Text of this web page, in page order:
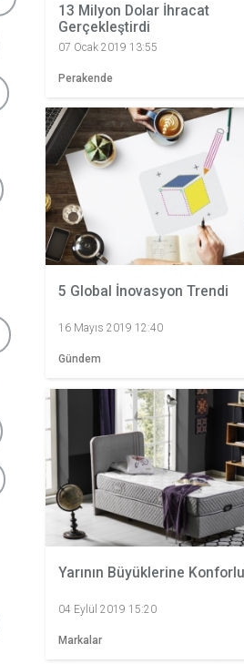
13 Milyon Dolar İhracat
Gerçekleştirdi
07 Ocak 2019 13:55
Perakende
5 Global İnovasyon Trendi
16 Mayıs 2019 12:40
Gündem
Yarının Büyüklerine
04 Eylül 2019 15:20
Markalar